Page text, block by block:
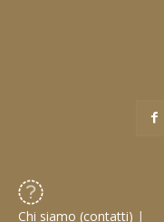
Chi siamo (contatti) |